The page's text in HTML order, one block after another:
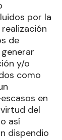
por la
de
y/o
como
en
del
así
dispendio